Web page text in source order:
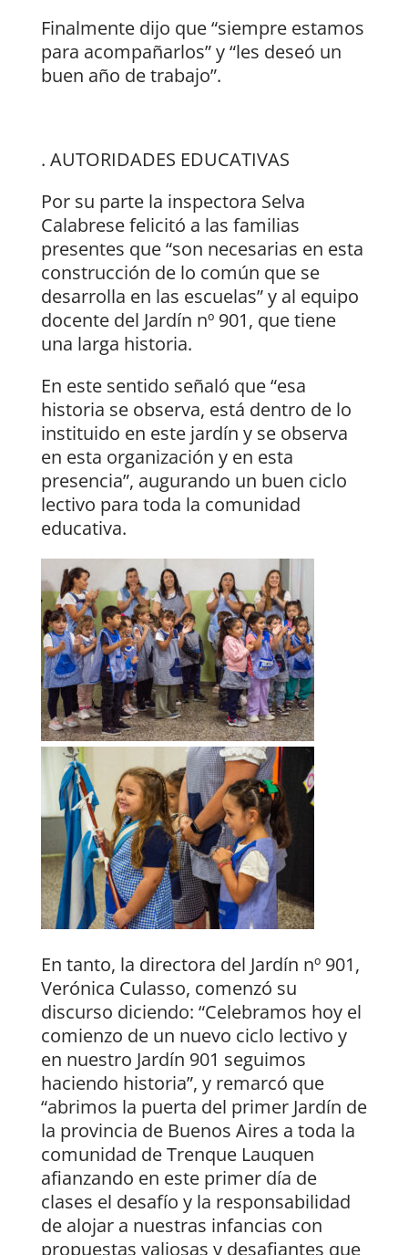
Finalmente dijo que “siempre estamos
para acompañarlos” y “les deseó un
buen año de trabajo”.
. AUTORIDADES EDUCATIVAS
Por su parte la inspectora Selva
Calabrese felicitó a las familias
presentes que “son necesarias en esta
construcción de lo común que se
desarrolla en las escuelas” y al equipo
docente del Jardín nº 901, que tiene
una larga historia.
En este sentido señaló que “esa
historia se observa, está dentro de lo
instituido en este jardín y se observa
en esta organización y en esta
presencia”, augurando un buen ciclo
lectivo para toda la comunidad
educativa.
En tanto, la directora del Jardín nº 901,
Verónica Culasso, comenzó su
discurso diciendo: “Celebramos hoy el
comienzo de un nuevo ciclo lectivo y
en nuestro Jardín 901 seguimos
haciendo historia”, y remarcó que
“abrimos la puerta del primer Jardín de
la provincia de Buenos Aires a toda la
comunidad de Trenque Lauquen
afianzando en este primer día de
clases el desafío y la responsabilidad
de alojar a nuestras infancias con
propuestas valiosas y desafiantes que